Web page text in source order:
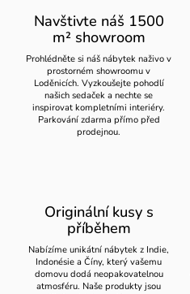
Navštivte náš 1500
m² showroom
Prohlédněte si náš nábytek naživo v
prostorném showroomu v
Loděnicích. Vyzkoušejte pohodlí
našich sedaček a nechte se
inspirovat kompletními interiéry.
Parkování zdarma přímo před
prodejnou.
Originální kusy s
příběhem
Nabízíme unikátní nábytek z Indie,
Indonésie a Číny, který vašemu
domovu dodá neopakovatelnou
atmosféru. Naše produkty jsou